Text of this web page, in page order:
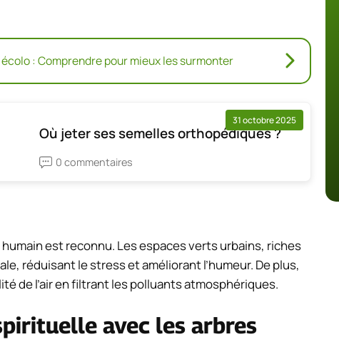
: Comprendre pour mieux les surmonter
31 octobre 2025
Où jeter ses semelles orthopédiques ?
0 commentaires
est reconnu. Les espaces verts urbains, riches
réduisant le stress et améliorant l’humeur. De plus,
de l’air en filtrant les polluants atmosphériques.
avec les arbres